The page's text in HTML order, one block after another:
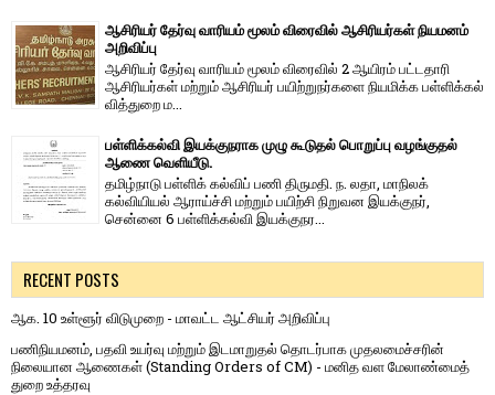
ஆசிரியர் தேர்வு வாரியம் மூலம் விரைவில் ஆசிரியர்கள் நியமனம்
அறிவிப்பு
ஆசிரியர் தேர்வு வாரி​யம் மூலம் விரை​வில் 2 ஆயிரம் பட்​ட​தாரி
ஆசிரியர்​கள் மற்​றும் ஆசிரியர் பயிற்றுநர்​களை நியமிக்க பள்​ளிக்​கல்​
வித்​துறை ம...
பள்ளிக்கல்வி இயக்குநராக முழு கூடுதல் பொறுப்பு வழங்குதல்
ஆணை வெளியீடு.
தமிழ்நாடு பள்ளிக் கல்விப் பணி திருமதி. ந. லதா, மாநிலக்
கல்வியியல் ஆராய்ச்சி மற்றும் பயிற்சி நிறுவன இயக்குநர்,
சென்னை 6 பள்ளிக்கல்வி இயக்குநர...
RECENT POSTS
ஆக. 10 உள்ளூர் விடுமுறை - மாவட்ட ஆட்சியர் அறிவிப்பு
பணிநியமனம், பதவி உயர்வு மற்றும் இடமாறுதல் தொடர்பாக முதலமைச்சரின்
நிலையான ஆணைகள் (Standing Orders of CM) - மனித வள மேலாண்மைத்
துறை உத்தரவு